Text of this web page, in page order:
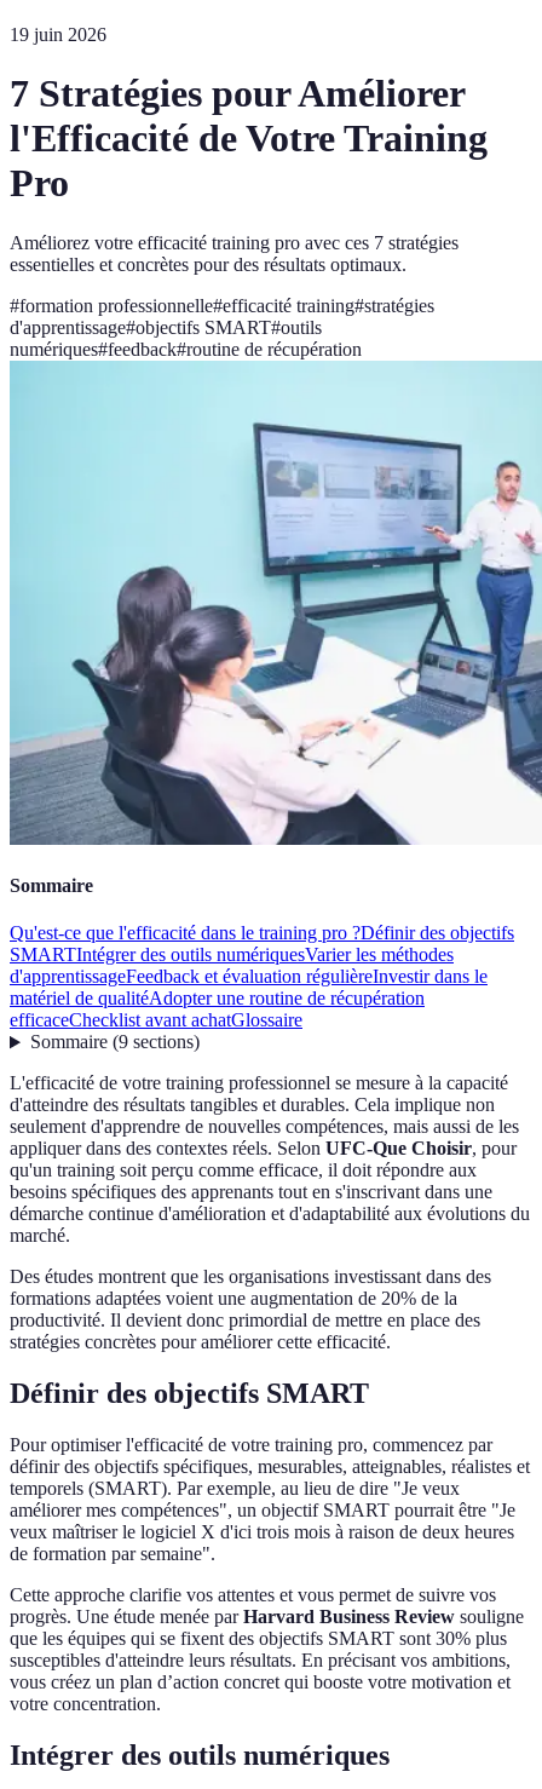
19 juin 2026
7 Stratégies pour Améliorer
l'Efficacité de Votre Training
Pro
Améliorez votre efficacité training pro avec ces 7 stratégies
essentielles et concrètes pour des résultats optimaux.
#formation professionnelle#efficacité training#stratégies
d'apprentissage#objectifs SMART#outils
numériques#feedback#routine de récupération
Sommaire
Qu'est-ce que l'efficacité dans le training pro ?Définir des objectifs
SMARTIntégrer des outils numériquesVarier les méthodes
d'apprentissageFeedback et évaluation régulièreInvestir dans le
matériel de qualitéAdopter une routine de récupération
efficaceChecklist avant achatGlossaire
Sommaire(9 sections)
L'efficacité de votre training professionnel se mesure à la capacité
d'atteindre des résultats tangibles et durables. Cela implique non
seulement d'apprendre de nouvelles compétences, mais aussi de les
appliquer dans des contextes réels. Selon UFC-Que Choisir, pour
qu'un training soit perçu comme efficace, il doit répondre aux
besoins spécifiques des apprenants tout en s'inscrivant dans une
démarche continue d'amélioration et d'adaptabilité aux évolutions du
marché.
Des études montrent que les organisations investissant dans des
formations adaptées voient une augmentation de 20% de la
productivité. Il devient donc primordial de mettre en place des
stratégies concrètes pour améliorer cette efficacité.
Définir des objectifs SMART
Pour optimiser l'efficacité de votre training pro, commencez par
définir des objectifs spécifiques, mesurables, atteignables, réalistes et
temporels (SMART). Par exemple, au lieu de dire "Je veux
améliorer mes compétences", un objectif SMART pourrait être "Je
veux maîtriser le logiciel X d'ici trois mois à raison de deux heures
de formation par semaine".
Cette approche clarifie vos attentes et vous permet de suivre vos
progrès. Une étude menée parHarvard Business Review souligne
que les équipes qui se fixent des objectifs SMART sont 30% plus
susceptibles d'atteindre leurs résultats. En précisant vos ambitions,
vous créez un plan d’action concret qui booste votre motivation et
votre concentration.
Intégrer des outils numériques